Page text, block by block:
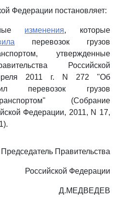
Федерации постановляет:
изменения, которые
перевозок грузов
утвержденные
Российской
2011 г. N 272 "Об
перевозок грузов
(Собрание
Федерации, 2011, N 17,
Председатель Правительства
Российской Федерации
Д.МЕДВЕДЕВ